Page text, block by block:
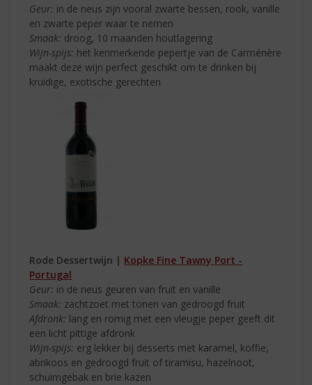
Geur: in de neus zijn vooral zwarte bessen, rook, vanille
en zwarte peper waar te nemen
Smaak: droog, 10 maanden houtlagering
Wijn-spijs: het kenmerkende pepertje van de Carménère
maakt deze wijn perfect geschikt om te drinken bij
kruidige, exotische gerechten
Rode Dessertwijn | Kopke Fine Tawny Port -
Portugal
Geur: in de neus geuren van fruit en vanille
Smaak: zachtzoet met tonen van gedroogd fruit
Afdronk: lang en romig met een vleugje peper geeft dit
een licht pittige afdronk
Wijn-spijs: erg lekker bij desserts met karamel, koffie,
abrikoos en gedroogd fruit of tiramisu, hazelnoot,
schuimgebak en brie kazen